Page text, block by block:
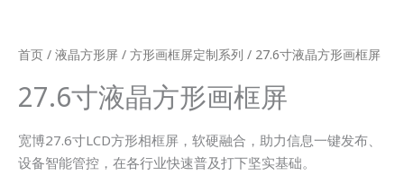
首页 / 液晶方形屏 / 方形画框屏定制系列 / 27.6寸液晶方形画框屏
27.6寸液晶方形画框屏
宽博27.6寸LCD方形相框屏，软硬融合，助力信息一键发布、
设备智能管控，在各行业快速普及打下坚实基础。